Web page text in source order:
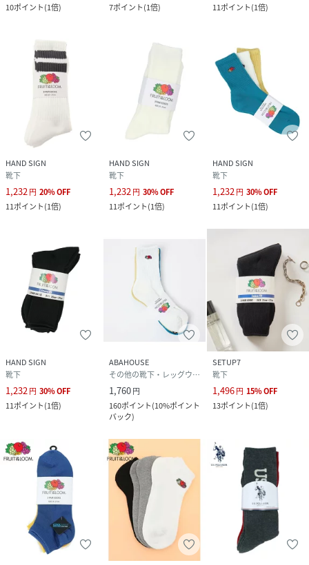
10ポイント(1倍)
7ポイント(1倍)
11ポイント(1倍)
HAND SIGN
靴下
1,232円 20%OFF
11ポイント(1倍)
HAND SIGN
靴下
1,232円 30%OFF
11ポイント(1倍)
HAND SIGN
靴下
1,232円 30%OFF
11ポイント(1倍)
HAND SIGN
靴下
1,232 円 30%OFF
11ポイント(1倍)
ABAHOUSE
その他の靴下・レッグウェア
1,760円
160ポイント(10%ポイント
バック)
SETUP7
靴下
1,496円 15%OFF
13ポイント(1倍)